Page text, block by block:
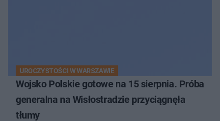
UROCZYSTOŚCI W WARSZAWIE
Wojsko Polskie gotowe na 15 sierpnia. Próba
generalna na Wisłostradzie przyciągnęła
tłumy